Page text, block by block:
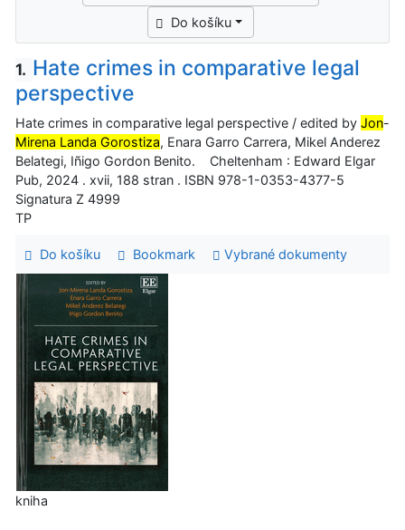
Do košíku
1. Hate crimes in comparative legal
perspective
Hate crimes in comparative legal perspective / edited by Jon-
Mirena Landa Gorostiza, Enara Garro Carrera, Mikel Anderez
Belategi, Iñigo Gordon Benito. Cheltenham : Edward Elgar
Pub, 2024 . xvii, 188 stran . ISBN 978-1-0353-4377-5
Signatura Z 4999
TP
Do košíku Bookmark Vybrané dokumenty
kniha